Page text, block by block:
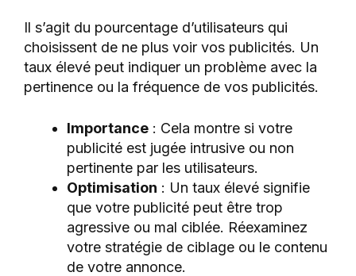
Il s’agit du pourcentage d’utilisateurs qui
choisissent de ne plus voir vos publicités. Un
taux élevé peut indiquer un problème avec la
pertinence ou la fréquence de vos publicités.
Importance : Cela montre si votre
publicité est jugée intrusive ou non
pertinente par les utilisateurs.
Optimisation : Un taux élevé signifie
que votre publicité peut être trop
agressive ou mal ciblée. Réexaminez
votre stratégie de ciblage ou le contenu
de votre annonce.